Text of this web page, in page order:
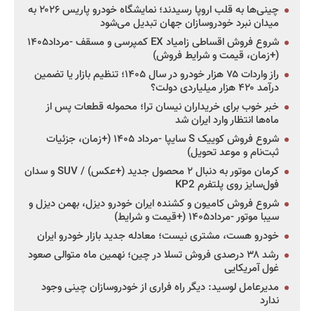
چینی‌ها به قلب اروپا رسیدند؛ نمایشگاه خودرو پاریس ۲۰۲۶ به
میدان نبرد خودروسازان جهان تبدیل می‌شود
شروع فروش اقساطی زامیاد EX کمپرسی و مسقف -مرداد۱۴۰۵
(+زمان، قیمت و شرایط فروش)
راز واردات ۷۵ هزار خودرو در سال ۱۴۰۵؛ تنظیم بازار یا تضمین
درآمد ۴۲۰ هزار میلیاردی دولت؟
خبر خوب برای خریداران نیسان ترا؛ محموله قطعات پس از
ماه‌ها انتظار وارد ایران شد
شروع فروش کوییک S سایپا -مرداد ۱۴۰۵ (+زمان، جزئیات
ثبت‌نام و موعد تحویل)
کرمان موتور به دنبال ۲ محصول جدید (+عکس) / SUV و سدان
فول‌سایز روی پلتفرم KP2
شروع فروش کامیون و کشنده ایران خودرو دیزل، بهمن دیزل و
سیبا موتور -مرداد۱۴۰۵ (+قیمت و شرایط)
خودرو هست، مشتری نیست؛ معادله جدید بازار خودرو ایران
رشد ۳۸ درصدی فروش تسلا در چین؛ نهمین ماه متوالی صعود
غول آمریکایی
مدیرعامل لوسید: دیگر راه فراری از خودروسازان چینی وجود
ندارد